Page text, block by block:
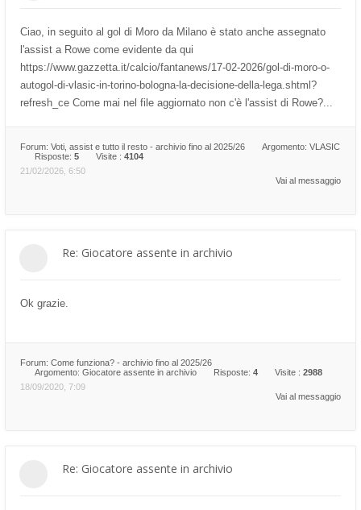
Ciao, in seguito al gol di Moro da Milano è stato anche assegnato
l'assist a Rowe come evidente da qui
https://www.gazzetta.it/calcio/fantanews/17-02-2026/gol-di-moro-o-
autogol-di-vlasic-in-torino-bologna-la-decisione-della-lega.shtml?
refresh_ce Come mai nel file aggiornato non c'è l'assist di Rowe?...
Forum: Voti, assist e tutto il resto - archivio fino al 2025/26 Argomento: VLASIC
Risposte: 5 Visite : 4104
21/02/2026, 6:50
Vai al messaggio
Re: Giocatore assente in archivio
Ok grazie.
Forum: Come funziona? - archivio fino al 2025/26
Argomento: Giocatore assente in archivio Risposte: 4 Visite : 2988
18/09/2020, 7:09
Vai al messaggio
Re: Giocatore assente in archivio